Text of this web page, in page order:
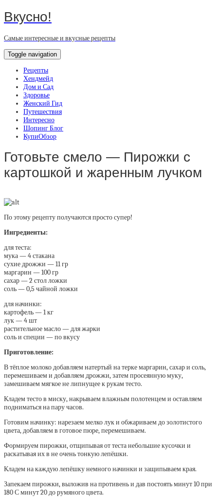
Вкусно!
Самые интересные и вкусные рецепты
Toggle navigation
Рецепты
Хендмейд
Дом и Сад
Здоровье
Женский Гид
Путешествия
Интересно
Шопинг Блог
КупиОбзор
Готовьте смело — Пирожки с
картошкой и жаренным лучком
По этому рецепту получаются просто супер!
Ингредиенты:
для теста:
мука — 4 стакана
сухие дрожжи — 11 гр
маргарин — 100 гр
сахар — 2 стол ложки
соль — 0,5 чайной ложки
для начинки:
картофель — 1 кг
лук — 4 шт
растительное масло — для жарки
соль и специи — по вкусу
Приготовление:
В тёплое молоко добавляем натертый на терке маргарин, сахар и соль,
перемешиваем и добавляем дрожжи, затем просеянную муку,
замешиваем мягкое не липнущее к рукам тесто.
Кладем тесто в миску, накрываем влажным полотенцем и оставляем
подниматься на пару часов.
Готовим начинку: нарезаем мелко лук и обжариваем до золотистого
цвета, добавляем в готовое пюре, перемешиваем.
Формируем пирожки, отщипывая от теста небольшие кусочки и
раскатывая их в не очень тонкую лепёшки.
Кладем на каждую лепёшку немного начинки и защипываем края.
Запекаем пирожки, выложив на противень и дав постоять минут 10 при
180 С минут 20 до румяного цвета.